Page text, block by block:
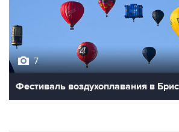
Фестиваль воздухоплавания в